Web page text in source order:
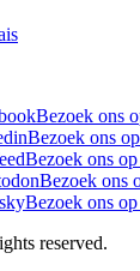
Bezoek ons
Bezoek ons
Bezoek ons
Bezoek ons
Bezoek ons
reserved.